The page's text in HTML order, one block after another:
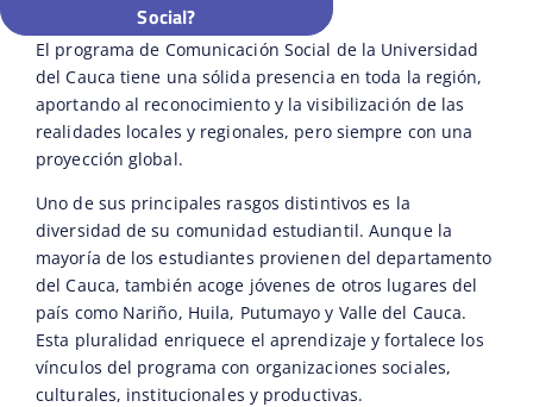
Social?
El programa de Comunicación Social de la Universidad
del Cauca tiene una sólida presencia en toda la región,
aportando al reconocimiento y la visibilización de las
realidades locales y regionales, pero siempre con una
proyección global.
Uno de sus principales rasgos distintivos es la
diversidad de su comunidad estudiantil. Aunque la
mayoría de los estudiantes provienen del departamento
del Cauca, también acoge jóvenes de otros lugares del
país como Nariño, Huila, Putumayo y Valle del Cauca.
Esta pluralidad enriquece el aprendizaje y fortalece los
vínculos del programa con organizaciones sociales,
culturales, institucionales y productivas.